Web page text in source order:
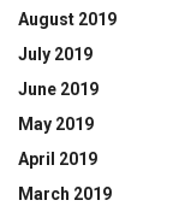
August 2019
July 2019
June 2019
May 2019
April 2019
March 2019